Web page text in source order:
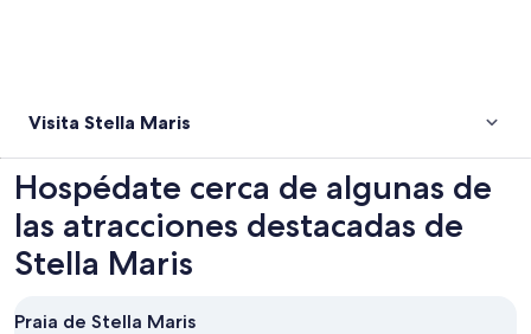
Visita Stella Maris
Hospédate cerca de algunas de
las atracciones destacadas de
Stella Maris
Praia de Stella Maris